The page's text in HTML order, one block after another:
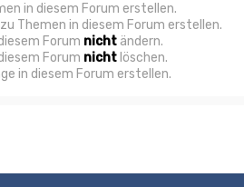
in diesem Forum erstellen.
Themen in diesem Forum erstellen.
Forum nichtändern.
Forum nichtlöschen.
in diesem Forum erstellen.